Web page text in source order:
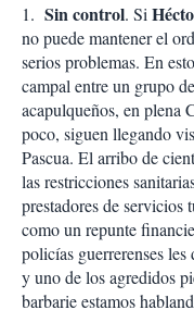
o
m
p
a
r
i
r
1. Sin control. Si
no puede mantener el
serios problemas. En
campal entre un grupo
acapulqueños, en plena
poco, siguen llegando
Pascua. El arribo de
las restricciones
prestadores de servicios
como un repunte
policías guerrerenses
y uno de los agredidos
barbarie estamos